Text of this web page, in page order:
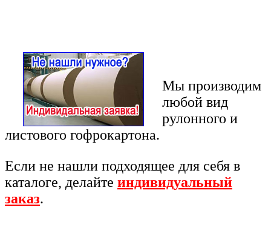
Мы производим
любой вид
рулонного и
листового гофрокартона.
Если не нашли подходящее для себя в
каталоге, делайте индивидуальный
заказ.